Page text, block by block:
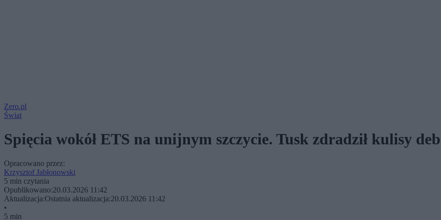
Zero.pl
Świat
Spięcia wokół ETS na unijnym szczycie. Tusk zdradził kulisy
Opracowano przez:
Krzysztof Jabłonowski
5 min czytania
Opublikowano:20.03.2026 11:42
Aktualizacja:Ostatnia aktualizacja:20.03.2026 11:42
•
5 min